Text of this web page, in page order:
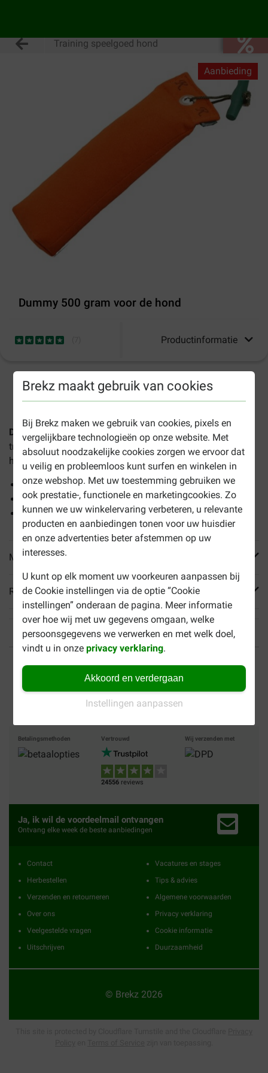
Brekz maakt gebruik van cookies
Bij Brekz maken we gebruik van cookies, pixels en
vergelijkbare technologieën op onze website. Met
absoluut noodzakelijke cookies zorgen we ervoor dat
u veilig en probleemloos kunt surfen en winkelen in
onze webshop. Met uw toestemming gebruiken we
ook prestatie-, functionele en marketingcookies. Zo
kunnen we uw winkelervaring verbeteren, u relevante
producten en aanbiedingen tonen voor uw huisdier
en onze advertenties beter afstemmen op uw
interesses.
U kunt op elk moment uw voorkeuren aanpassen bij
de Cookie instellingen via de optie “Cookie
instellingen” onderaan de pagina. Meer informatie
over hoe wij met uw gegevens omgaan, welke
persoonsgegevens we verwerken en met welk doel,
vindt u in onzeprivacy verklaring.
Akkoord en verdergaan
Instellingen aanpassen
Training speelgoed hond
Aanbieding
Dummy 500 gram voor de hond
Productinformatie
1-3 werkdagen levertijd, tenzij anders aangegeven
Dummy 500 gram voor de hond
is een handig
trainingsmiddel voor apporteren en is geschikt voor iedere
hond.
Ideaal voor apporteren
Stevig ontwerp
Geschikt voor iedere hond
Meer informatie
Reviews
Tot 40% goedkoper
Betalingsmethoden Vertrouwd
24556 reviews
Wij verzenden met
Ja, ik wil de voordeelmail ontvangen
Ontvang elke week de beste aanbiedingen
Contact
Herbestellen
Verzenden en retourneren
Over ons
Veelgestelde vragen
Uitschrijven
Vacatures en stages
Tips & advies
Algemene voorwaarden
Privacy verklaring
Cookie informatie
Duurzaamheid
© Brekz 2026